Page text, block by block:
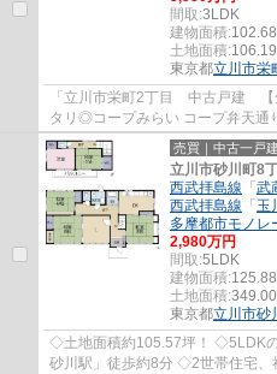
間取:3LDK
建物面積:
土地面積:
東京都立川市栄
「立川市栄町2丁目 中古戸建 【
タリ◎コープみらい コープ弁天
所にあるので利便性が高いです◎
売買｜中古一戸建
立川市砂川町8
西武拝島線 「 武
西武拝島線 「 玉
多摩都市モノレ
2,980万円
間取:5LDK
建物面積:
土地面積:
東京都立川市砂
◇土地面積約105.57坪！ ◇5LDK
砂川駅」徒歩約8分 ◇2世帯住宅